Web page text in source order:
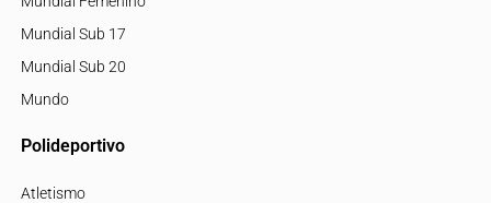
Mundial Sub 17
Mundial Sub 20
Mundo
Polideportivo
Atletismo